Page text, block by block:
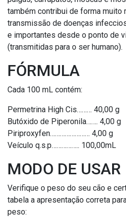
também contribui de forma muito
transmissão de doenças
e importantes desde o ponto de
(transmitidas para o ser humano).
FÓRMULA
Cada 100 mL contém:
Permetrina High Cis……… 40,00 g
Butóxido de Piperonila……. 4,00 g
Piriproxyfen…………………… 4,00 g
Veículo q.s.p…………….. 100,00mL
MODO DE USAR
Verifique o peso do seu cão e
tabela a apresentação correta
peso: